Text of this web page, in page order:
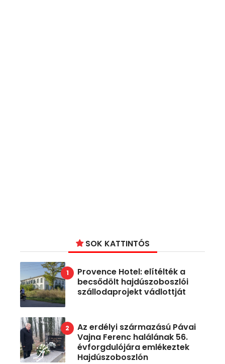
SOK KATTINTÓS
Provence Hotel: elítélték a
becsődölt hajdúszoboszlói
szállodaprojekt vádlottját
Az erdélyi származású Pávai
Vajna Ferenc halálának 56.
évforgdulójára emlékeztek
Hajdúszoboszlón